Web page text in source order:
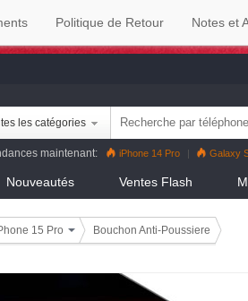
les catégories
maintenant: iPhone 14 Pro Galaxy
Nouveautés Ventes Flash
15 Pro Bouchon Anti-Poussiere
Politique de Retour Notes et